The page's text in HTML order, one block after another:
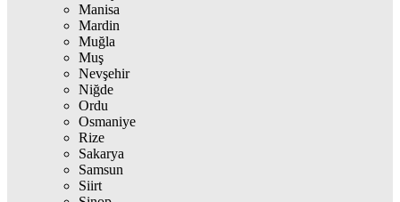
Manisa
Mardin
Muğla
Muş
Nevşehir
Niğde
Ordu
Osmaniye
Rize
Sakarya
Samsun
Siirt